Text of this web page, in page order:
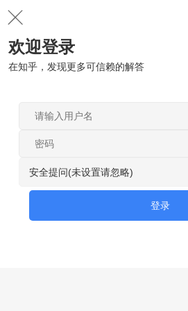
欢迎登录
在知乎，发现更多可信赖的解答
安全提问(未设置请忽略)
登录